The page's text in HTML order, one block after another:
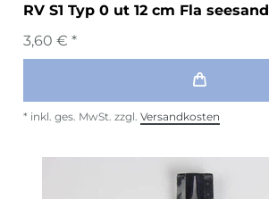
RV S1 Typ 0 ut 12 cm Fla seesand
3,60 € *
* inkl. ges. MwSt. zzgl. Versandkosten